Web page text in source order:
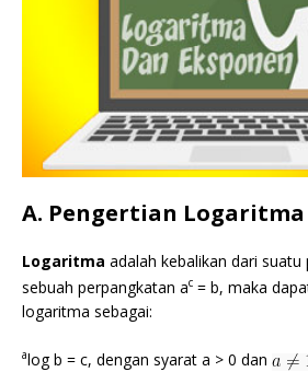
A. Pengertian Logaritma
Logaritma adalah kebalikan dari suatu
sebuah perpangkatan ac = b, maka
logaritma sebagai:
alog b = c, dengan syarat a > 0 dan